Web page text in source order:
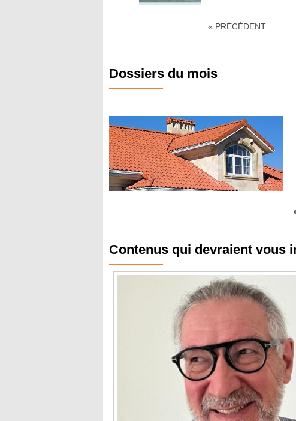
« PRÉCÉDENT
Dossiers du mois